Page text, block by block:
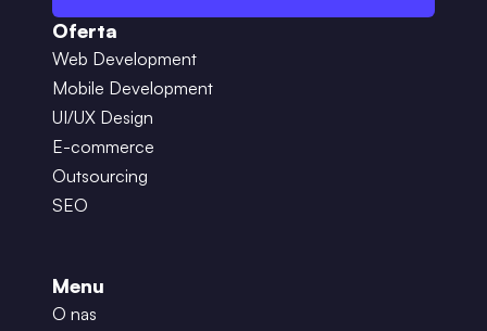
Oferta
Web Development
Mobile Development
UI/UX Design
E-commerce
Outsourcing
SEO
Menu
O nas